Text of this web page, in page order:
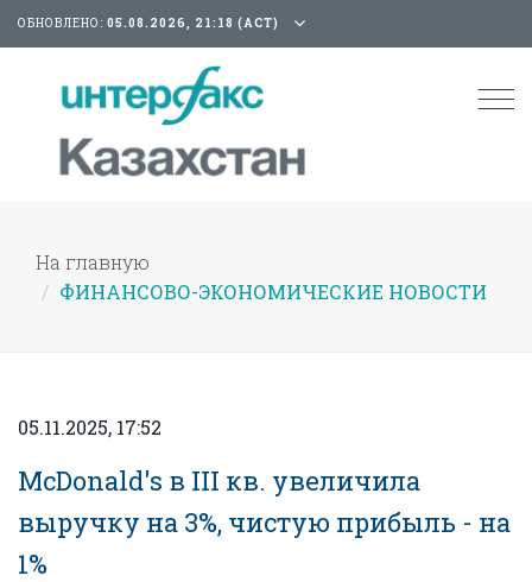
ОБНОВЛЕНО: 05.08.2026, 21:18 (АСТ)
На главную
ФИНАНСОВО-ЭКОНОМИЧЕСКИЕ НОВОСТИ
05.11.2025, 17:52
McDonald's в III кв. увеличила
выручку на 3%, чистую прибыль - на
1%